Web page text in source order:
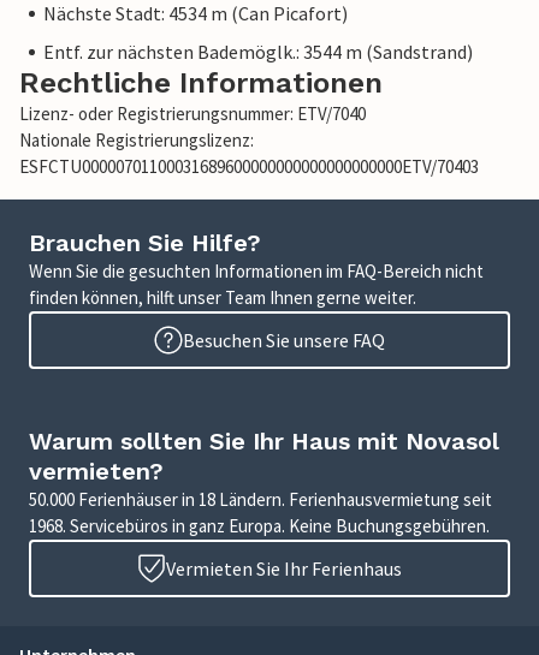
Nächste Stadt: 4534 m (Can Picafort)
Entf. zur nächsten Bademöglk.: 3544 m (Sandstrand)
Rechtliche Informationen
Lizenz- oder Registrierungsnummer: ETV/7040
Nationale Registrierungslizenz:
ESFCTU00000701100031689600000000000000000000ETV/70403
Brauchen Sie Hilfe?
Wenn Sie die gesuchten Informationen im FAQ-Bereich nicht
finden können, hilft unser Team Ihnen gerne weiter.
Besuchen Sie unsere FAQ
Warum sollten Sie Ihr Haus mit Novasol
vermieten?
50.000 Ferienhäuser in 18 Ländern. Ferienhausvermietung seit
1968. Servicebüros in ganz Europa. Keine Buchungsgebühren.
Vermieten Sie Ihr Ferienhaus